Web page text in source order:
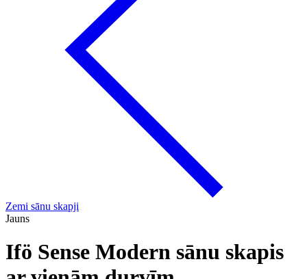
Zemi sānu skapji
Jauns
Ifö Sense Modern sānu skapis